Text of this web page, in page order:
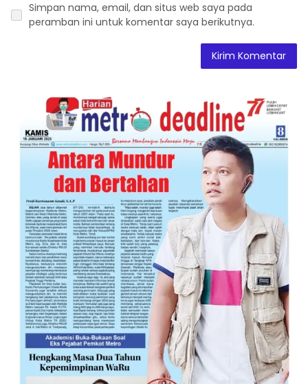
Simpan nama, email, dan situs web saya pada
peramban ini untuk komentar saya berikutnya.